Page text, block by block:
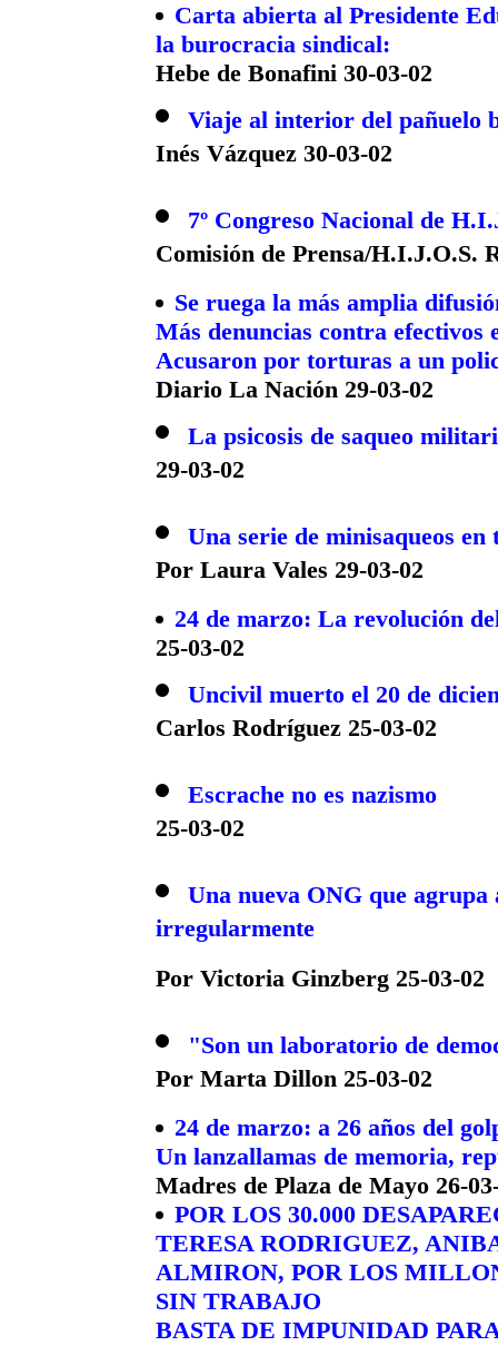
Carta abierta al Presidente
la burocracia sindical:
Hebe de Bonafini 30-03-02
Viaje al interior del pañuelo
Inés Vázquez 30-03-02
7º Congreso Nacional de
Comisión de Prensa/H.I.J.O.S.
Se ruega la más amplia
Más denuncias contra efectivos
Acusaron por torturas a un
Diario La Nación 29-03-02
La psicosis de saqueo
29-03-02
Una serie de minisaqueos
Por Laura Vales 29-03-02
24 de marzo: La revolución
25-03-02
Uncivil muerto el 20 de
Carlos Rodríguez 25-03-02
Escrache no es nazismo
25-03-02
Una nueva ONG que agrupa
irregularmente
Por Victoria Ginzberg 25-03-02
"Son un laboratorio de
Por Marta Dillon 25-03-02
24 de marzo: a 26 años del
Un lanzallamas de memoria,
Madres de Plaza de Mayo 26-
POR LOS 30.000
TERESA RODRIGUEZ,
ALMIRON, POR LOS
SIN TRABAJO
BASTA DE IMPUNIDAD